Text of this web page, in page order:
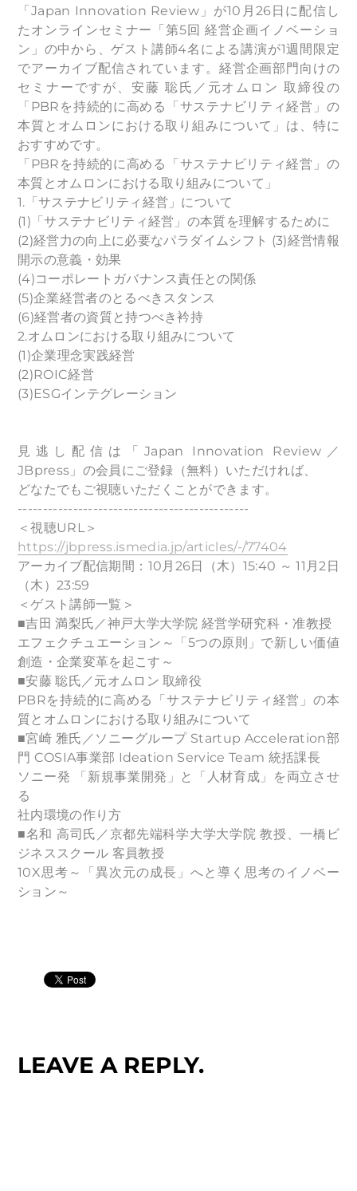
「Japan Innovation Review」が10月26日に配信し
たオンラインセミナー「第5回 経営企画イノベーショ
ン」の中から、ゲスト講師4名による講演が1週間限定
でアーカイブ配信されています。経営企画部門向けの
セミナーですが、安藤 聡氏／元オムロン 取締役の
「PBRを持続的に高める「サステナビリティ経営」の
本質とオムロンにおける取り組みについて」は、特に
おすすめです。
「PBRを持続的に高める「サステナビリティ経営」の
本質とオムロンにおける取り組みについて」
1.「サステナビリティ経営」について
(1)「サステナビリティ経営」の本質を理解するために
(2)経営力の向上に必要なパラダイムシフト (3)経営情報
開示の意義・効果
(4)コーポレートガバナンス責任との関係
(5)企業経営者のとるべきスタンス
(6)経営者の資質と持つべき衿持
2.オムロンにおける取り組みについて
(1)企業理念実践経営
(2)ROIC経営
(3)ESGインテグレーション
見逃し配信は「Japan Innovation Review／
JBpress」の会員にご登録（無料）いただければ、
どなたでもご視聴いただくことができます。
----------------------------------------------
＜視聴URL＞
https://jbpress.ismedia.jp/articles/-/77404
アーカイブ配信期間：10月26日（木）15:40 ～ 11月2日
（木）23:59
＜ゲスト講師一覧＞
■吉田 満梨氏／神戸大学大学院 経営学研究科・准教授
エフェクチュエーション～「5つの原則」で新しい価値
創造・企業変革を起こす～
■安藤 聡氏／元オムロン 取締役
PBRを持続的に高める「サステナビリティ経営」の本
質とオムロンにおける取り組みについて
■宮崎 雅氏／ソニーグループ Startup Acceleration部
門 COSIA事業部 Ideation Service Team 統括課長
ソニー発 「新規事業開発」と「人材育成」を両立させ
る
社内環境の作り方
■名和 高司氏／京都先端科学大学大学院 教授、一橋ビ
ジネススクール 客員教授
10X思考～「異次元の成長」へと導く思考のイノベー
ション～
LEAVE A REPLY.